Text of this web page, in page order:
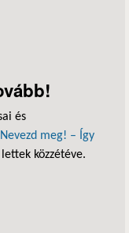
és
meg! – Így
közzétéve.